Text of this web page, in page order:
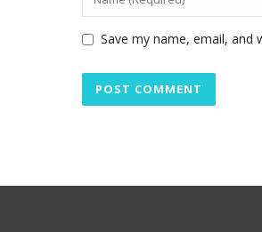
Save my name, email,